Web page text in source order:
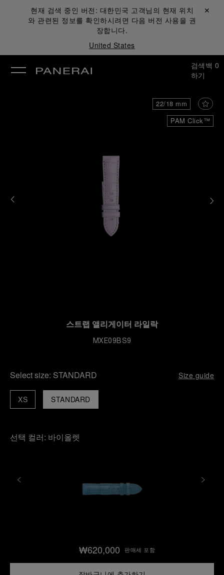
현재 검색 중인 버전: 대한민국 고객님의 현재 위치
와 관련된 정보를 확인하시려면 다음 버전 사용을 권
장합니다.
United States
닫기 ✕
검색
하기
백 0
PAM Click™
22/18 mm
스트랩 앨리게이터 라일락
MXE09BS9
Select size: STANDARD Size guide
STANDARD
XS
선택 컬러: 바이올렛
₩620,000 판매세 포함